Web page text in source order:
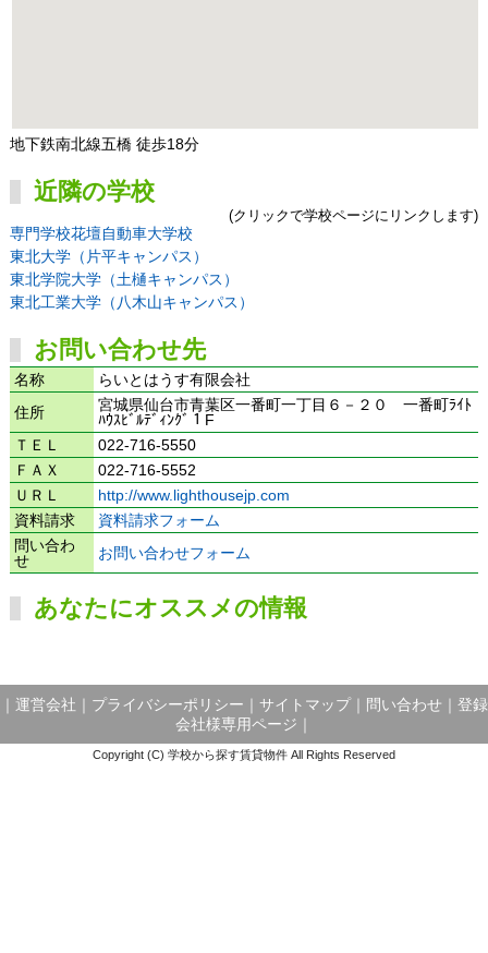
地下鉄南北線五橋 徒歩18分
近隣の学校
(クリックで学校ページにリンクします)
専門学校花壇自動車大学校
東北大学（片平キャンパス）
東北学院大学（土樋キャンパス）
東北工業大学（八木山キャンパス）
お問い合わせ先
名称
らいとはうす有限会社
住所
宮城県仙台市青葉区一番町一丁目６－２０ 一番町ﾗｲﾄ
ﾊｳｽﾋﾞﾙﾃﾞｨﾝｸﾞ１F
ＴＥＬ
022-716-5550
ＦＡＸ
022-716-5552
ＵＲＬ
http://www.lighthousejp.com
資料請求
資料請求フォーム
問い合わ
せ
お問い合わせフォーム
あなたにオススメの情報
運営会社 プライバシーポリシー サイトマップ｜ 問い合わせ
登録
会社様専用ページ
Copyright (C) 学校から探す賃貸物件 All Rights Reserved